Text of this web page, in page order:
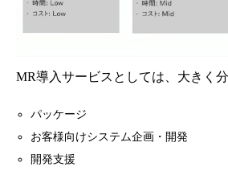
MR導入サービスとしては、大きく
パッケージ
お客様向けシステム企画・開発
開発支援